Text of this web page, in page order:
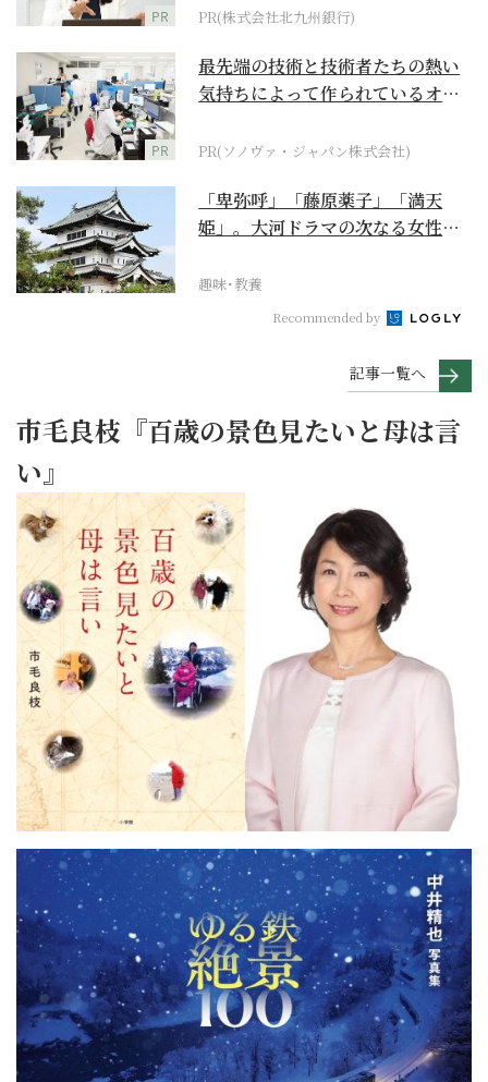
PR PR(株式会社北九州銀行)
PR
最先端の技術と技術者たちの熱い
気持ちによって作られているオー
PR(ソノヴァ・ジャパン株式会社)
「卑弥呼」「藤原薬子」「満天
姫」。大河ドラマの次なる女性主
趣味･教養
Recommended by
記事一覧へ
市毛良枝『百歳の景色見たいと母は言
い』